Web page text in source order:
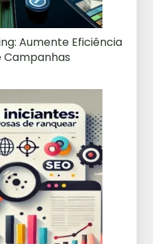
Aumente Eficiência
Campanhas